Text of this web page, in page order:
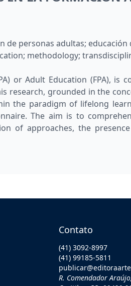
de personas adultas;
methodology;
or Adult Education (FPA),
research, grounded in the
the paradigm of lifelong
The aim is to
of approaches, the
Contato
(41) 3092-8997
(41) 99185-5811
R. Comendador